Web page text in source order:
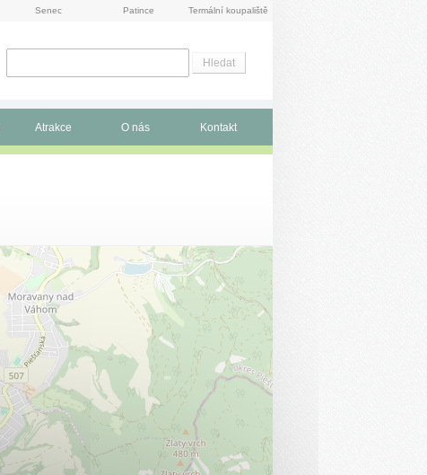
Senec Patince Termální koupaliště
Atrakce O nás Kontakt